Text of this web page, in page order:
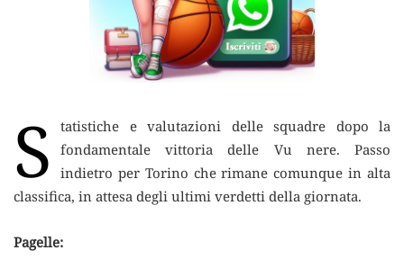
S
tatistiche e valutazioni delle squadre dopo la
fondamentale vittoria delle Vu nere. Passo
indietro per Torino che rimane comunque in alta
classifica, in attesa degli ultimi verdetti della giornata.
Pagelle: